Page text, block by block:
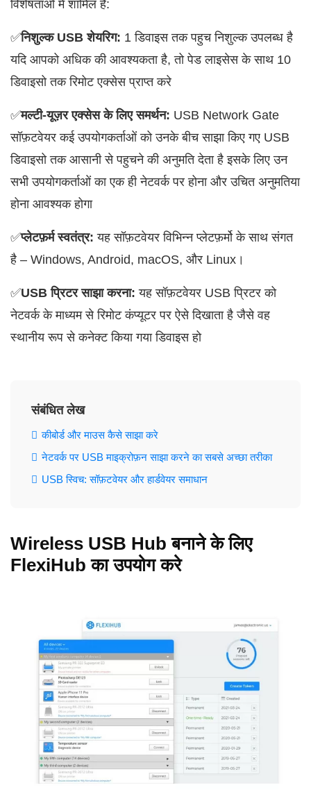
विशेषताओं मे शामिल है:
✅निशुल्क USB शेयरिग: 1 डिवाइस तक पहुच निशुल्क उपलब्ध है
यदि आपको अधिक की आवश्यकता है, तो पेड लाइसेस के साथ 10
डिवाइसो तक रिमोट एक्सेस प्राप्त करे
✅मल्टी-यूज़र एक्सेस के लिए समर्थन: USB Network Gate
सॉफ़टवेयर कई उपयोगकर्ताओं को उनके बीच साझा किए गए USB
डिवाइसो तक आसानी से पहुचने की अनुमति देता है इसके लिए उन
सभी उपयोगकर्ताओं का एक ही नेटवर्क पर होना और उचित अनुमतिया
होना आवश्यक होगा
✅प्लेटफ़र्म स्वतंत्र: यह सॉफ़टवेयर विभिन्न प्लेटफ़र्मो के साथ संगत
है – Windows, Android, macOS, और Linux।
✅USB प्रिटर साझा करना:यह सॉफ़टवेयर USB प्रिटर को
नेटवर्क के माध्यम से रिमोट कंप्यूटर पर ऐसे दिखाता है जैसे वह
स्थानीय रूप से कनेक्ट किया गया डिवाइस हो
संबंधित लेख
कीबोर्ड और माउस कैसे साझा करे
नेटवर्क पर USB माइक्रोफ़न साझा करने का सबसे अच्छा तरीका
USB स्विच: सॉफ़टवेयर और हार्डवेयर समाधान
Wireless USB Hub बनाने के लिए
FlexiHub का उपयोग करे